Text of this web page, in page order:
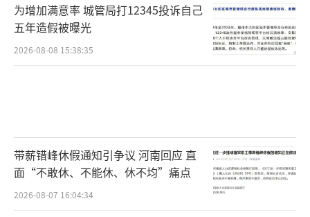
为增加满意率 城管局打12345投诉自己
五年造假被曝光
2026-08-08 15:38:35
带薪错峰休假通知引争议 河南回应 直
面“不敢休、不能休、休不均”痛点
2026-08-07 16:04:34